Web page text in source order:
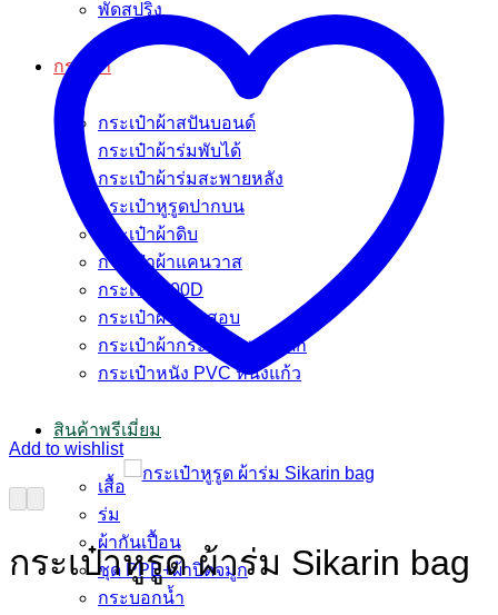
พัดสปริง
กระเป๋า
กระเป๋าผ้าสปันบอนด์
กระเป๋าผ้าร่มพับได้
กระเป๋าผ้าร่มสะพายหลัง
กระเป๋าหูรูดปากบน
กระเป๋าผ้าดิบ
กระเป๋าผ้าแคนวาส
กระเป๋า 600D
กระเป๋าผ้ากระสอบ
กระเป๋าผ้ากระสอบพลาสติก
กระเป๋าหนัง PVC หนังแก้ว
สินค้าพรีเมี่ยม
เสื้อ
ร่ม
ผ้ากันเปื้อน
ชุด PPE+ผ้าปิดจมูก
กระบอกน้ำ
Add to wishlist
กระเป๋าหูรูด ผ้าร่ม Sikarin bag